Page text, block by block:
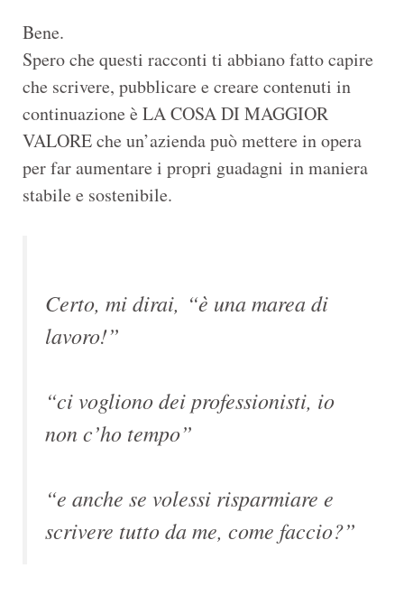
Bene.
Spero che questi racconti ti abbiano fatto capire
che scrivere, pubblicare e creare contenuti in
continuazione è LA COSA DI MAGGIOR
VALORE che un’azienda può mettere in opera
per far aumentare i propri guadagni in maniera
stabile e sostenibile.
Certo, mi dirai, “è una marea di
lavoro!”
“ci vogliono dei professionisti, io
non c’ho tempo”
“e anche se volessi risparmiare e
scrivere tutto da me, come faccio?”